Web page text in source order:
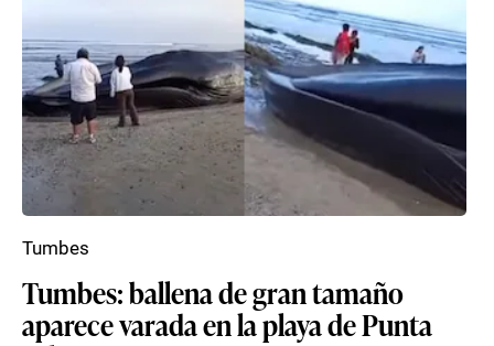
Tumbes: ballena de gran tamaño
aparece varada en la playa de Punta
Tumbes